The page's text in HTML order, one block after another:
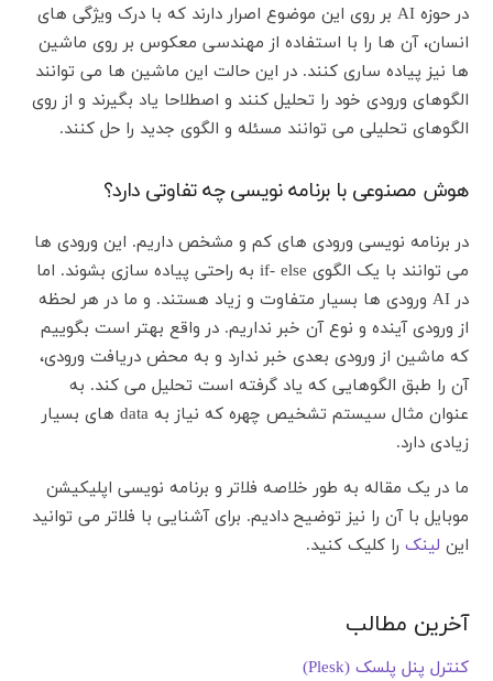
در حوزه AI بر روی این موضوع اصرار دارند که با درک ویژگی های
انسان، آن ها را با استفاده از مهندسی معکوس بر روی ماشین
ها نیز پیاده ساری کنند. در این حالت این ماشین ها می توانند
الگوهای ورودی خود را تحلیل کنند و اصطلاحا یاد بگیرند و از روی
الگوهای تحلیلی می توانند مسئله و الگوی جدید را حل کنند.
هوش مصنوعی با برنامه نویسی چه تفاوتی دارد؟
در برنامه نویسی ورودی های کم و مشخص داریم. این ورودی ها
می توانند با یک الگوی if- else به راحتی پیاده سازی بشوند. اما
در AI ورودی ها بسیار متفاوت و زیاد هستند. و ما در هر لحظه
از ورودی آینده و نوع آن خبر نداریم. در واقع بهتر است بگوییم
که ماشین از ورودی بعدی خبر ندارد و به محض دریافت ورودی،
آن را طبق الگوهایی که یاد گرفته است تحلیل می کند. به
عنوان مثال سیستم تشخیص چهره که نیاز به data های بسیار
زیادی دارد.
ما در یک مقاله به طور خلاصه فلاتر و برنامه نویسی اپلیکیشن
موبایل با آن را نیز توضیح دادیم. برای آشنایی با فلاتر می توانید
این لینک را کلیک کنید.
آخرین مطالب
کنترل پنل پلسک (Plesk)